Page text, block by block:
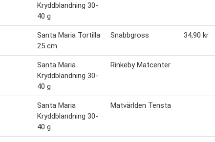
Kryddblandning 30-
40 g
Santa Maria Tortilla
25 cm
Snabbgross 34,90 kr
Santa Maria
Kryddblandning 30-
40 g
Rinkeby Matcenter
Santa Maria
Kryddblandning 30-
40 g
Matvärlden Tensta